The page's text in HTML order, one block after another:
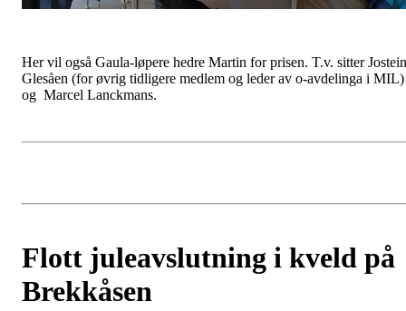
Her vil også Gaula-løpere hedre Martin for prisen. T.v. sitter Jostein
Glesåen (for øvrig tidligere medlem og leder av o-avdelinga i MIL)
og Marcel Lanckmans.
Flott juleavslutning i kveld på
Brekkåsen